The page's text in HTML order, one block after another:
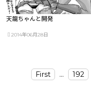
天龍ちゃんと開発
2014年06月28日
First ... 192